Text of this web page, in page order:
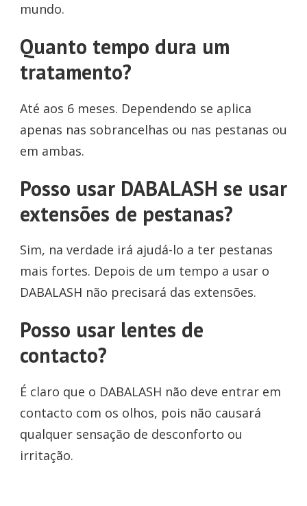
mundo.
Quanto tempo dura um
tratamento?
Até aos 6 meses. Dependendo se aplica
apenas nas sobrancelhas ou nas pestanas ou
em ambas.
Posso usar DABALASH se usar
extensões de pestanas?
Sim, na verdade irá ajudá-lo a ter pestanas
mais fortes. Depois de um tempo a usar o
DABALASH não precisará das extensões.
Posso usar lentes de
contacto?
É claro que o DABALASH não deve entrar em
contacto com os olhos, pois não causará
qualquer sensação de desconforto ou
irritação.